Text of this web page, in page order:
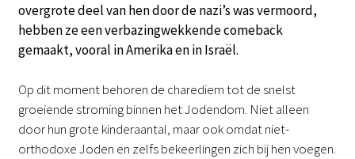
overgrote deel van hen door de nazi’s was vermoord,
hebben ze een verbazingwekkende comeback
gemaakt, vooral in Amerika en in Israël.
Op dit moment behoren de charediem tot de snelst
groeiende stroming binnen het Jodendom. Niet alleen
door hun grote kinderaantal, maar ook omdat niet-
orthodoxe Joden en zelfs bekeerlingen zich bij hen voegen.